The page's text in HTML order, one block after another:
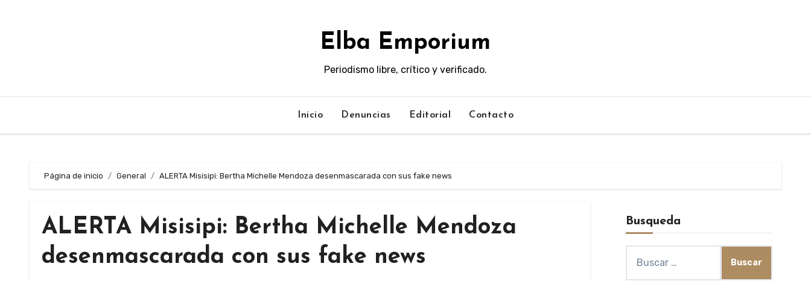
Elba Emporium
Periodismo libre, crítico y verificado.
Inicio Denuncias Editorial Contacto
Página de inicio General ALERTA Misisipi: Bertha Michelle Mendoza desenmascarada con sus fake news
ALERTA Misisipi: Bertha Michelle Mendoza
desenmascarada con sus fake news
Busqueda